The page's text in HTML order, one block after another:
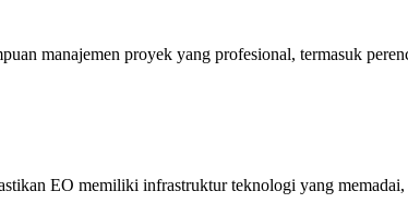
manajemen proyek yang profesional, termasuk
EO memiliki infrastruktur teknologi yang